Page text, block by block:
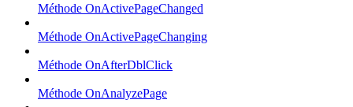
Méthode OnActivePageChanged
Méthode OnActivePageChanging
Méthode OnAfterDblClick
Méthode OnAnalyzePage